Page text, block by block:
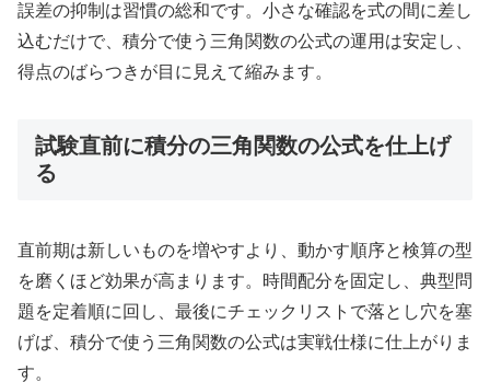
誤差の抑制は習慣の総和です。小さな確認を式の間に差し
込むだけで、積分で使う三角関数の公式の運用は安定し、
得点のばらつきが目に見えて縮みます。
試験直前に積分の三角関数の公式を仕上げ
る
直前期は新しいものを増やすより、動かす順序と検算の型
を磨くほど効果が高まります。時間配分を固定し、典型問
題を定着順に回し、最後にチェックリストで落とし穴を塞
げば、積分で使う三角関数の公式は実戦仕様に仕上がりま
す。